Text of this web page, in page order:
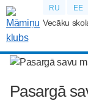
RU EE
Vecāku
Pasargā